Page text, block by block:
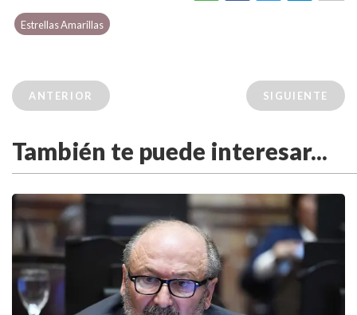
Estrellas Amarillas
ANTERIOR SIGUIENTE
También te puede interesar...